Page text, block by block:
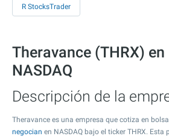
R StocksTrader
Theravance (THRX)
NASDAQ
Descripción de la
Theravance es una empresa que cotiza en
negocian en NASDAQ bajo el ticker THRX.